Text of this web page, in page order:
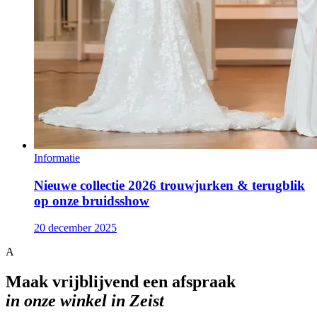
Informatie
Nieuwe collectie 2026 trouwjurken & terugblik
op onze bruidsshow
20 december 2025
A
Maak vrijblijvend een afspraak
in onze winkel in Zeist